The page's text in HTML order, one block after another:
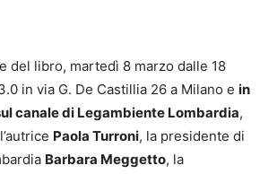
del libro, martedì 8 marzo dalle 18
in via G. De Castillia 26 a Milano e in
canale di Legambiente Lombardia,
Paola Turroni, la presidente di
Barbara Meggetto, la